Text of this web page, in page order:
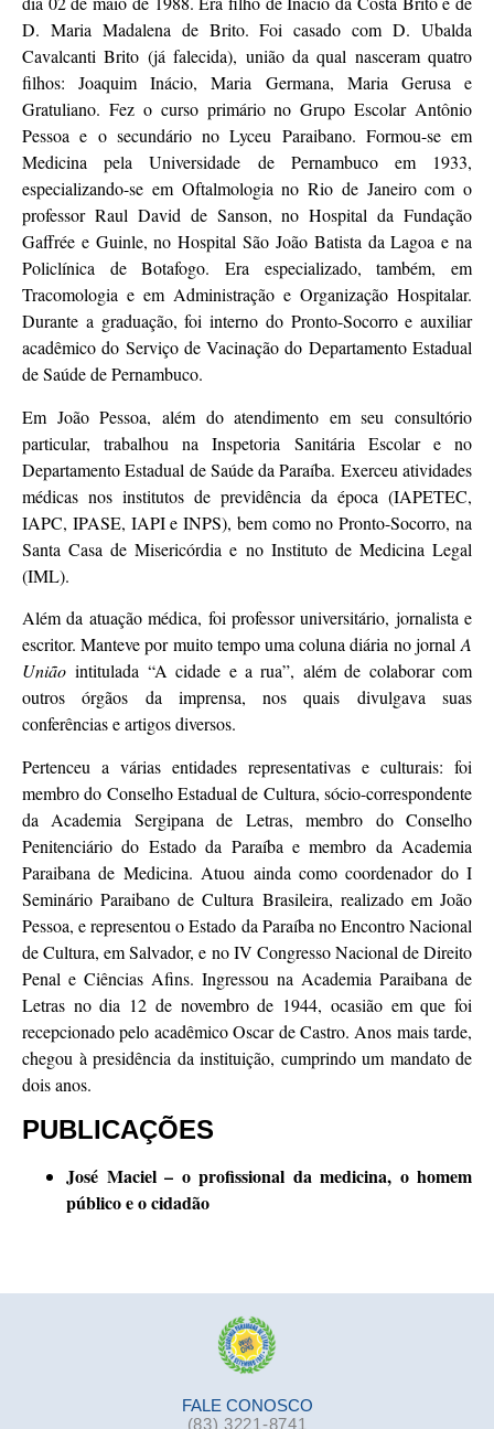
D. Maria Madalena de Brito. Foi casado com D. Ubalda
Cavalcanti Brito (já falecida), união da qual nasceram quatro
filhos: Joaquim Inácio, Maria Germana, Maria Gerusa e
Gratuliano. Fez o curso primário no Grupo Escolar Antônio
Pessoa e o secundário no Lyceu Paraibano. Formou-se em
Medicina pela Universidade de Pernambuco em 1933,
especializando-se em Oftalmologia no Rio de Janeiro com o
professor Raul David de Sanson, no Hospital da Fundação
Gaffrée e Guinle, no Hospital São João Batista da Lagoa e na
Policlínica de Botafogo. Era especializado, também, em
Tracomologia e em Administração e Organização Hospitalar.
Durante a graduação, foi interno do Pronto-Socorro e auxiliar
acadêmico do Serviço de Vacinação do Departamento Estadual
de Saúde de Pernambuco.
Em João Pessoa, além do atendimento em seu consultório
particular, trabalhou na Inspetoria Sanitária Escolar e no
Departamento Estadual de Saúde da Paraíba. Exerceu atividades
médicas nos institutos de previdência da época (IAPETEC,
IAPC, IPASE, IAPI e INPS), bem como no Pronto-Socorro, na
Santa Casa de Misericórdia e no Instituto de Medicina Legal
(IML).
Além da atuação médica, foi professor universitário, jornalista e
escritor. Manteve por muito tempo uma coluna diária no jornalA
União intitulada “A cidade e a rua”, além de colaborar com
outros órgãos da imprensa, nos quais divulgava suas
conferências e artigos diversos.
Pertenceu a várias entidades representativas e culturais: foi
membro do Conselho Estadual de Cultura, sócio-correspondente
da Academia Sergipana de Letras, membro do Conselho
Penitenciário do Estado da Paraíba e membro da Academia
Paraibana de Medicina. Atuou ainda como coordenador do I
Seminário Paraibano de Cultura Brasileira, realizado em João
Pessoa, e representou o Estado da Paraíba no Encontro Nacional
de Cultura, em Salvador, e no IV Congresso Nacional de Direito
Penal e Ciências Afins. Ingressou na Academia Paraibana de
Letras no dia 12 de novembro de 1944, ocasião em que foi
recepcionado pelo acadêmico Oscar de Castro. Anos mais tarde,
chegou à presidência da instituição, cumprindo um mandato de
dois anos.
PUBLICAÇÕES
José Maciel – o profissional da medicina, o homem
público e o cidadão
FALE CONOSCO
(83) 3221-8741